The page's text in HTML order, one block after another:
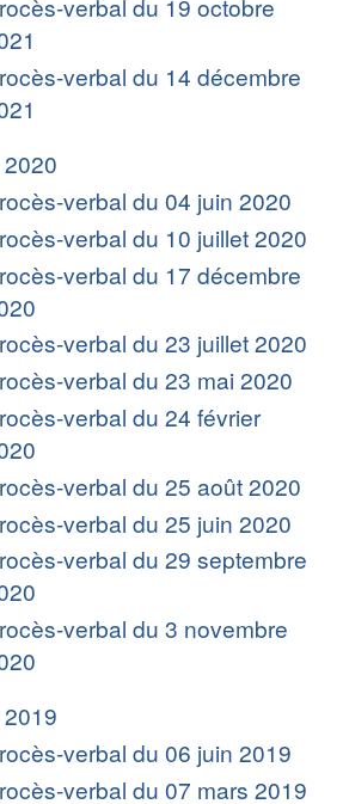
verbal du 19 octobre
verbal du 14 décembre
verbal du 04 juin 2020
verbal du 10 juillet 2020
verbal du 17 décembre
verbal du 23 juillet 2020
verbal du 23 mai 2020
verbal du 24 février
verbal du 25 août 2020
verbal du 25 juin 2020
verbal du 29 septembre
verbal du 3 novembre
verbal du 06 juin 2019
verbal du 07 mars 2019